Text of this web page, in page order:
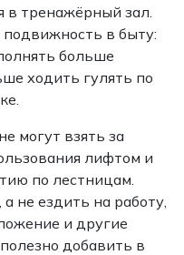
в тренажёрный зал.
в быту:
больше
ходить гулять по
могут взять за
лифтом и
по лестницам.
не ездить на работу,
и другие
добавить в